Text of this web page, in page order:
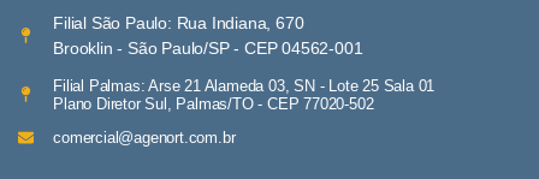
Filial São Paulo: Rua Indiana, 670
Brooklin - São Paulo/SP - CEP 04562-001
Filial Palmas: Arse 21 Alameda 03, SN - Lote 25 Sala 01
Plano Diretor Sul, Palmas/TO - CEP 77020-502
comercial@agenort.com.br